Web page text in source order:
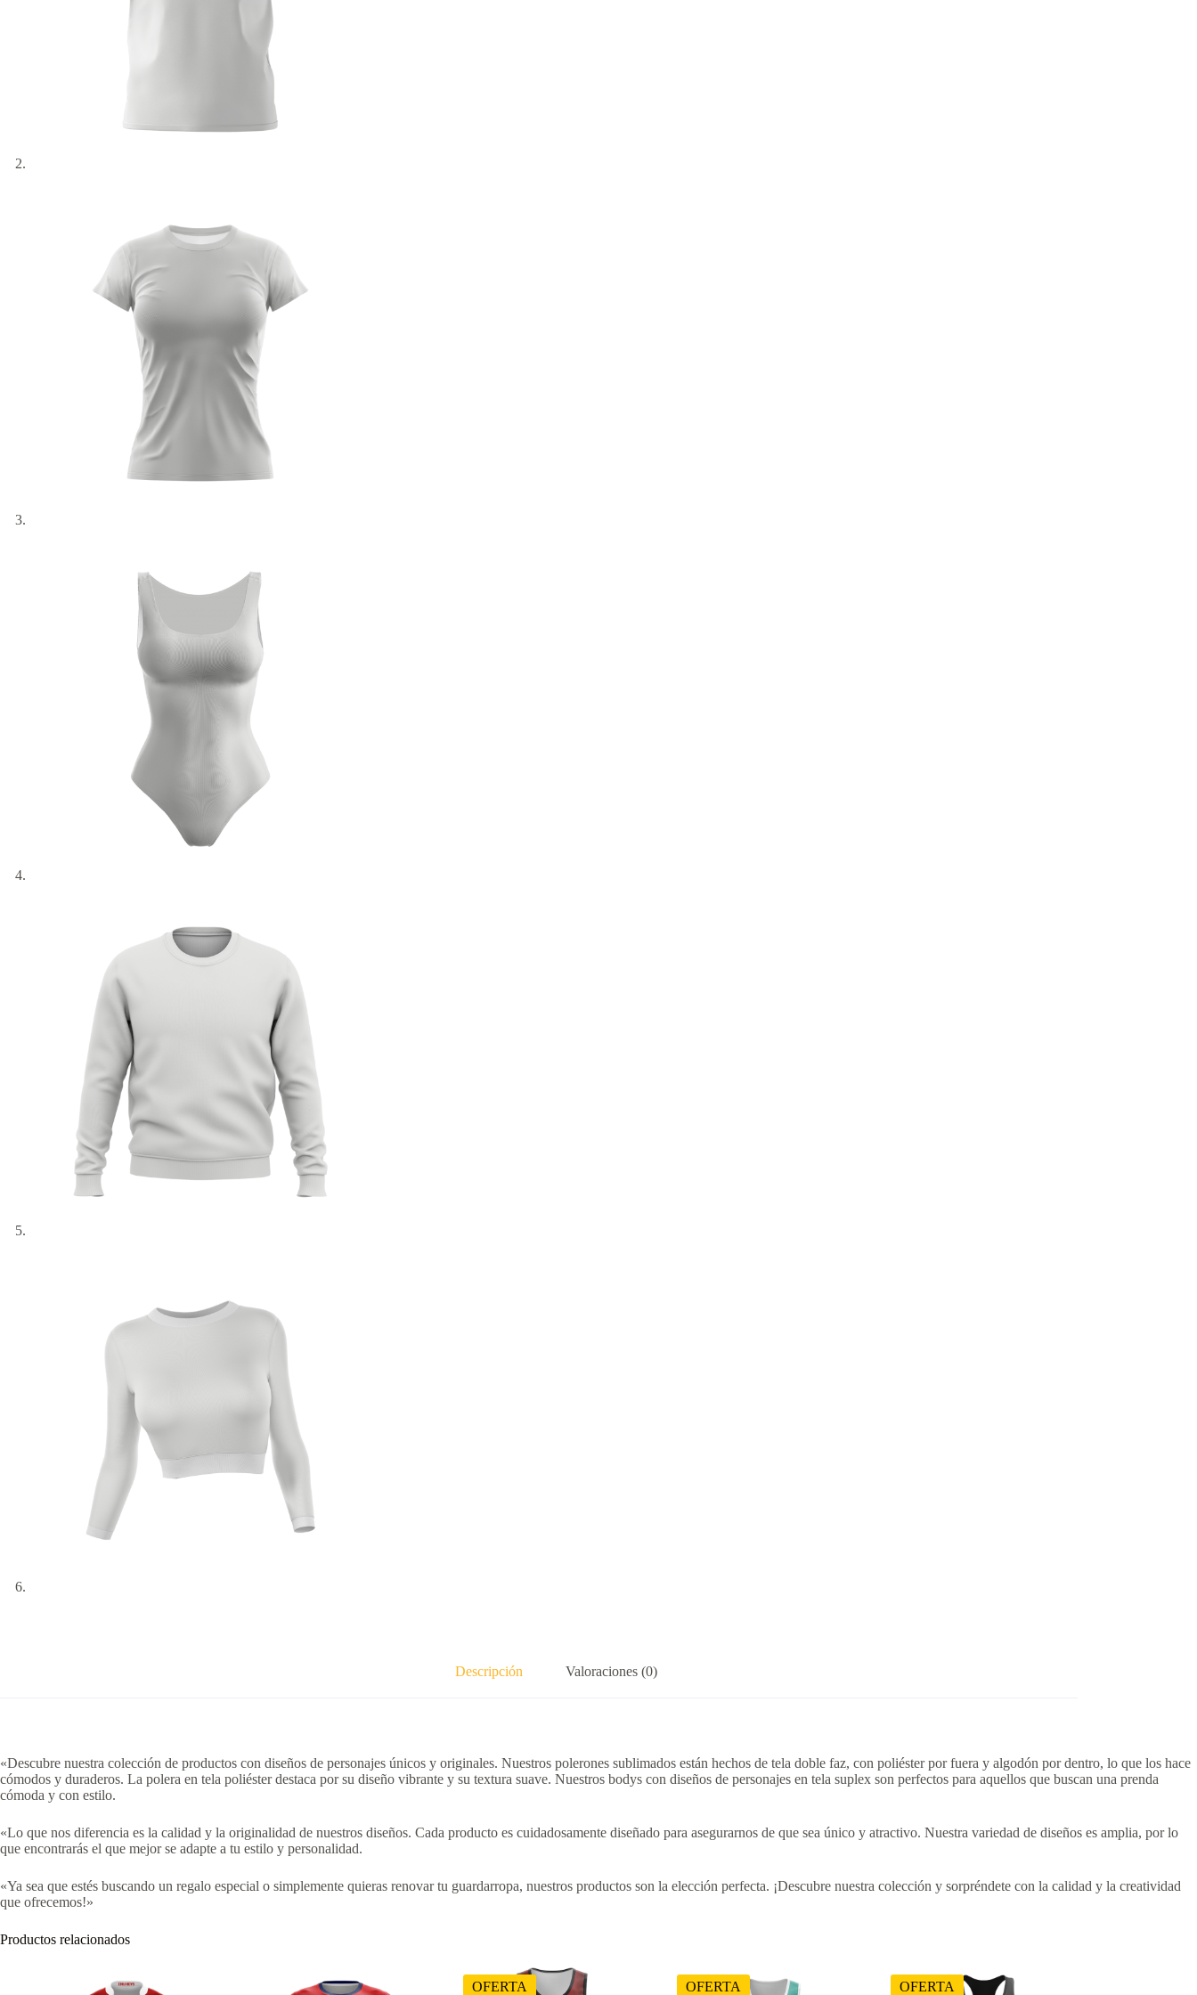
Descripción Valoraciones (0)
«Descubre nuestra colección de productos con diseños de personajes únicos y originales. Nuestros polerones sublimados están hechos de tela doble faz, con poliéster por fuera y algodón por dentro, lo que los hace
cómodos y duraderos. La polera en tela poliéster destaca por su diseño vibrante y su textura suave. Nuestros bodys con diseños de personajes en tela suplex son perfectos para aquellos que buscan una prenda
cómoda y con estilo.
«Lo que nos diferencia es la calidad y la originalidad de nuestros diseños. Cada producto es cuidadosamente diseñado para asegurarnos de que sea único y atractivo. Nuestra variedad de diseños es amplia, por lo
que encontrarás el que mejor se adapte a tu estilo y personalidad.
«Ya sea que estés buscando un regalo especial o simplemente quieras renovar tu guardarropa, nuestros productos son la elección perfecta. ¡Descubre nuestra colección y sorpréndete con la calidad y la creatividad
que ofrecemos!»
Productos relacionados
OFERTA OFERTA OFERTA